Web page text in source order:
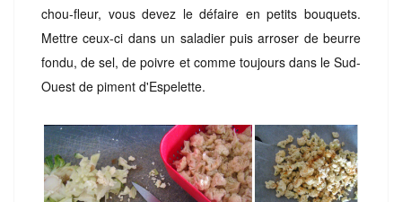
chou-fleur, vous devez le défaire en petits bouquets.
Mettre ceux-ci dans un saladier puis arroser de beurre
fondu, de sel, de poivre et comme toujours dans le Sud-
Ouest de piment d'Espelette.